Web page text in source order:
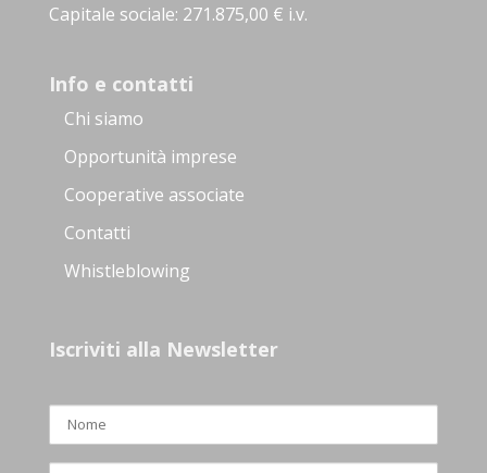
Capitale sociale: 271.875,00 € i.v.
Info e contatti
Chi siamo
Opportunità imprese
Cooperative associate
Contatti
Whistleblowing
Iscriviti alla Newsletter